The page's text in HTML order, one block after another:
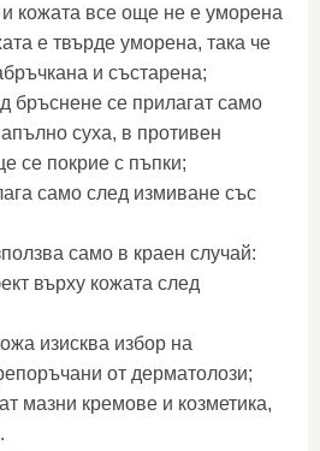
кожата все още не е уморена
е твърде уморена, така че
и състарена;
бръснене се прилагат само
суха, в противен
се покрие с пъпки;
само след измиване със
само в краен случай:
върху кожата след
изисква избор на
от дерматолози;
мазни кремове и козметика,